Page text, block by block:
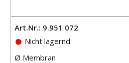
Art.Nr.: 9.951 072
Nicht lagernd
Ø Membran